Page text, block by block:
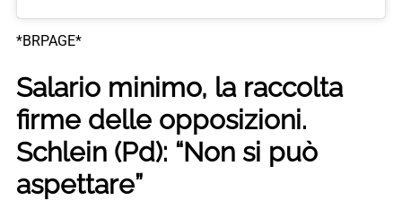
*BRPAGE*
Salario minimo, la raccolta
firme delle opposizioni.
Schlein (Pd): “Non si può
aspettare”